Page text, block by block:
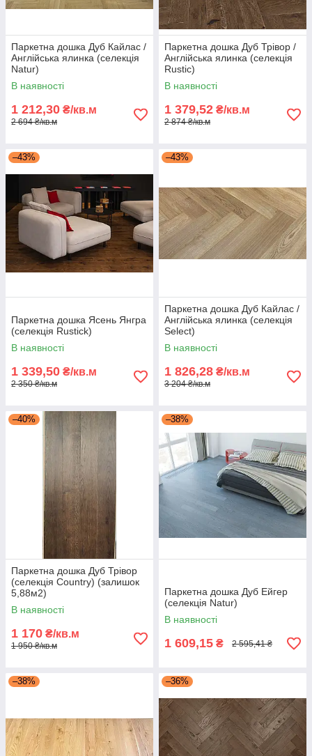
Паркетна дошка Дуб Кайлас /
Англійська ялинка (селекція
Natur)
В наявності
1 212,30 ₴/кв.м
2 694 ₴/кв.м
Паркетна дошка Дуб Трівор /
Англійська ялинка (селекція
Rustic)
В наявності
1 379,52 ₴/кв.м
2 874 ₴/кв.м
–43%
Паркетна дошка Ясень Янгра
(селекція Rustick)
В наявності
1 339,50 ₴/кв.м
2 350 ₴/кв.м
–43%
Паркетна дошка Дуб Кайлас /
Англійська ялинка (селекція
Select)
В наявності
1 826,28 ₴/кв.м
3 204 ₴/кв.м
–40%
Паркетна дошка Дуб Трівор
(селекція Country) (залишок
5,88м2)
В наявності
1 170 ₴/кв.м
1 950 ₴/кв.м
–38%
Паркетна дошка Дуб Ейгер
(селекція Natur)
В наявності
1 609,15 ₴ 2 595,41 ₴
–38% –36%